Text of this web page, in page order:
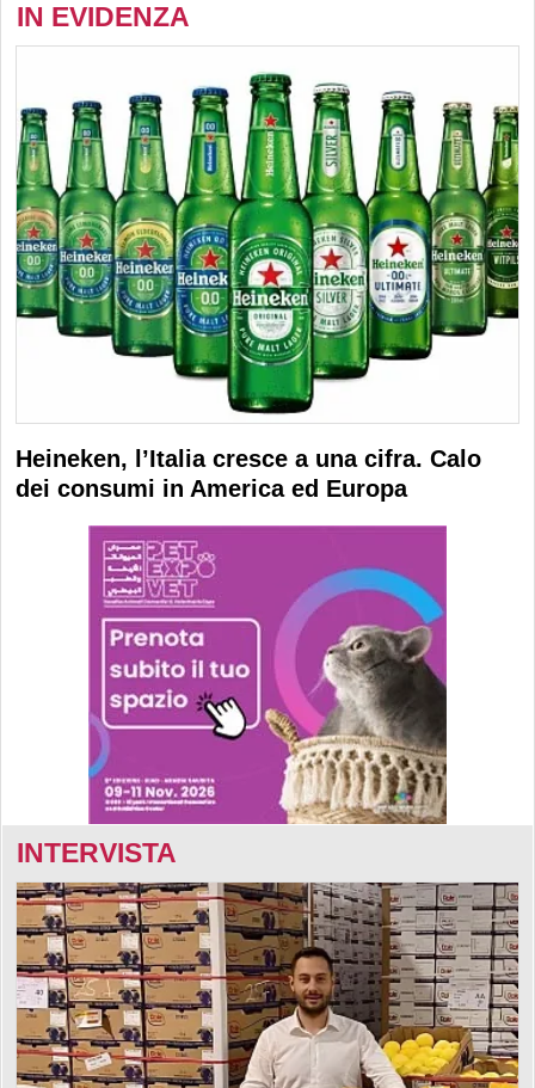
IN EVIDENZA
Heineken, l’Italia cresce a una cifra. Calo
dei consumi in America ed Europa
INTERVISTA